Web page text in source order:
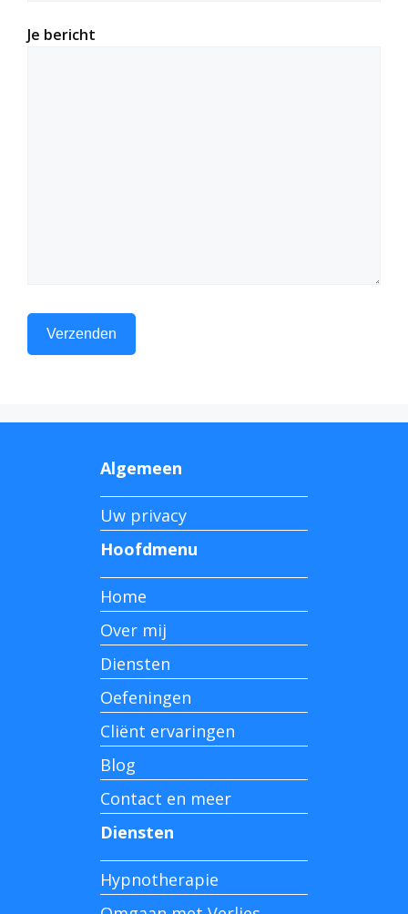
Je bericht
Algemeen
Uw privacy
Hoofdmenu
Home
Over mij
Diensten
Oefeningen
Cliënt ervaringen
Blog
Contact en meer
Diensten
Hypnotherapie